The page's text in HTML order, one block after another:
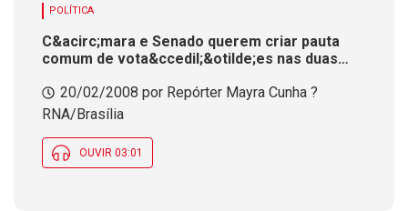
POLÍTICA
C&acirc;mara e Senado querem criar pauta
comum de vota&ccedil;&otilde;es nas duas
dever&aacute; ser emendada para simplificar
tramita&ccedil;&atilde;o de MPs
20/02/2008 por Repórter Mayra Cunha ?
RNA/Brasília
OUVIR 03:01